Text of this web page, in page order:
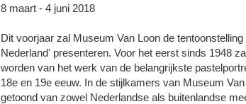
8 maart - 4 juni 2018
Dit voorjaar zal Museum Van Loon de
Nederland' presenteren. Voor het eerst sinds 1948
worden van het werk van de belangrijkste
18e en 19e eeuw. In de stijlkamers van Museum
getoond van zowel Nederlandse als buitenlandse